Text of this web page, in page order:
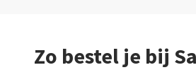
Zo bestel je bij